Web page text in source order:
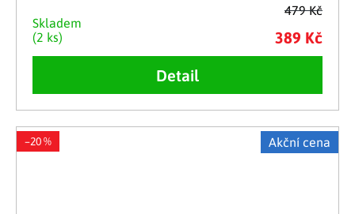
479 Kč
Skladem
(2 ks)
389 Kč
Detail
Akční cena
–20 %